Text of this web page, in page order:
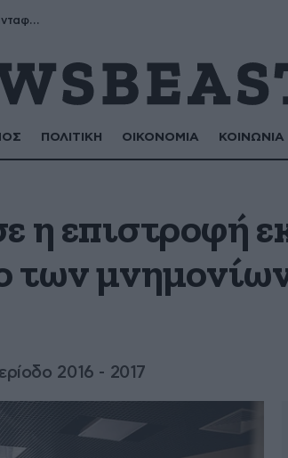
Μύρων, Τριαντάφυλλος, Τριανταφυλλιά, Φυλλιώ, Ρόζα
ΠΟΛΙΤΙΚΗ ΟΙΚΟΝΟΜΙΑ ΚΟΙΝΩΝΙΑ
η επιστροφή
των
2016 - 2017